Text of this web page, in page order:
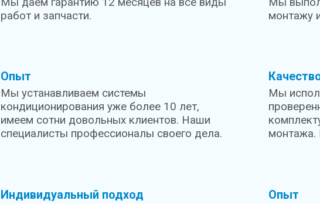
работ и запчасти.
монтажу
Опыт
Мы устанавливаем системы
кондиционирования уже более 10 лет,
имеем сотни довольных клиентов. Наши
специалисты профессионалы своего дела.
Мы
монтажа.
Индивидуальный подход Опыт